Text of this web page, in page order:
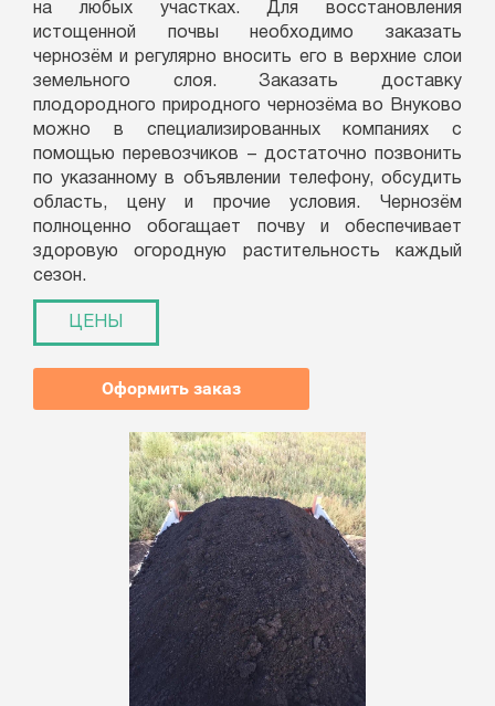
на любых участках. Для восстановления
истощенной почвы необходимо заказать
чернозём и регулярно вносить его в верхние слои
земельного слоя. Заказать доставку
плодородного природного чернозёма во Внуково
можно в специализированных компаниях с
помощью перевозчиков – достаточно позвонить
по указанному в объявлении телефону, обсудить
область, цену и прочие условия. Чернозём
полноценно обогащает почву и обеспечивает
здоровую огородную растительность каждый
сезон.
ЦЕНЫ
Оформить заказ